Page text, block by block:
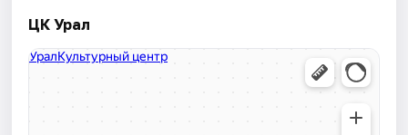
ЦК Урал